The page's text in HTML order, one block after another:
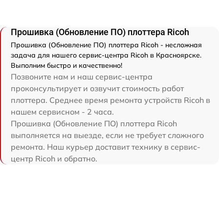
Прошивка (Обновление ПО) плоттера Ricoh
Прошивка (Обновление ПО) плоттера Ricoh - несложная
задача для нашего сервис-центра Ricoh в Красноярске.
Выполним быстро и качественно!
Позвоните нам и наш сервис-центра
проконсультирует и озвучит стоимость работ
плоттера. Среднее время ремонта устройств Ricoh в
нашем сервисном - 2 часа.
Прошивка (Обновление ПО) плоттера Ricoh
выполняется на выезде, если не требует сложного
ремонта. Наш курьер доставит технику в сервис-
центр Ricoh и обратно.